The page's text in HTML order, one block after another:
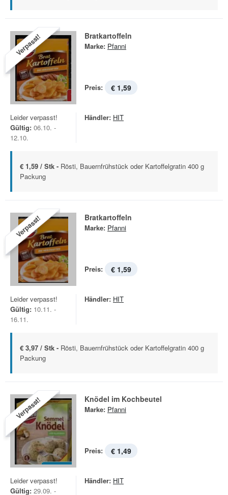
Verpasst! Bratkartoffeln
Marke: Pfanni
Preis: € 1,59
Leider verpasst!
Gültig: 06.10. -
12.10.
Händler: HIT
€ 1,59 / Stk - Rösti, Bauernfrühstück oder Kartoffelgratin 400 g
Packung
Verpasst! Bratkartoffeln
Marke: Pfanni
Preis: € 1,59
Leider verpasst!
Gültig: 10.11. -
16.11.
Händler: HIT
€ 3,97 / Stk - Rösti, Bauernfrühstück oder Kartoffelgratin 400 g
Packung
Verpasst! Knödel im Kochbeutel
Marke: Pfanni
Preis: € 1,49
Leider verpasst!
Gültig: 29.09. -
Händler: HIT